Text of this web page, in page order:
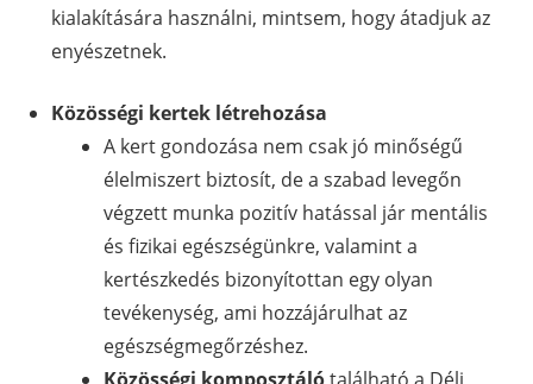
kialakítására használni, mintsem, hogy átadjuk az
enyészetnek.
Közösségi kertek létrehozása
A kert gondozása nem csak jó minőségű
élelmiszert biztosít, de a szabad levegőn
végzett munka pozitív hatással jár mentális
és fizikai egészségünkre, valamint a
kertészkedés bizonyítottan egy olyan
tevékenység, ami hozzájárulhat az
egészségmegőrzéshez.